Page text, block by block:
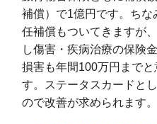
補償）で1億円です。ち
任補償もついてきますが
し傷害・疾病治療の保険
損害も年間100万円まで
す。ステータスカードと
ので改善が求められます。